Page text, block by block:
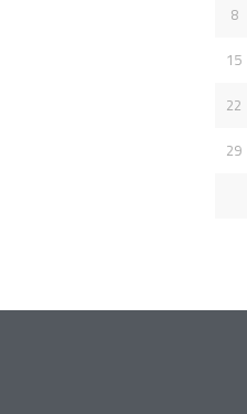
8
15
22
29